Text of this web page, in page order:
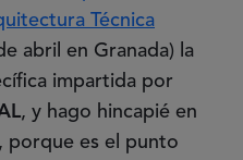
Técnica
abril en Granada) la
impartida por
, y hago hincapié en
, porque es el punto